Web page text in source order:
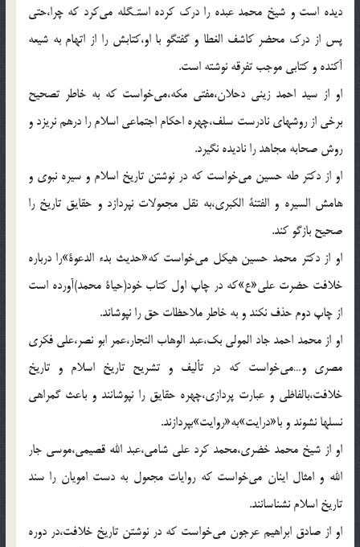
ديده است و شيخ محمد عبده را درك كرده استـگله مى‌كرد كه چرا،حتى
پس از درك محضر كاشف الغطا و گفتگو با او،كتابش را از اتهام به شيعه
آكنده و كتابى موجب تفرقه نوشته است.
او از سيد احمد زينى دحلان،مفتى مكه،مى‌خواست كه به خاطر تصحيح
برخى از روشهاى نادرست سلف،چهره احكام اجتماعى اسلام را درهم نريزد و
روش صحابه مجاهد را ناديده نگيرد.
او از دكتر طه حسين مى‌خواست كه در نوشتن تاريخ اسلام و سيره نبوى و
هامش السيره و الفتنة الكبرى،به نقل مجعولات نپردازد و حقايق تاريخ را
صحيح بازگو كند.
او از دكتر محمد حسين هيكل مى‌خواست كه«حديث بدء الدعوة»را درباره
خلافت حضرت على«ع»كه در چاپ اول كتاب خود(حياة محمد)آورده است
از چاپ دوم حذف نكند و به خاطر ملاحظات حق را نپوشاند.
او از محمد احمد جاد المولى بك،عبد الوهاب النجار،عمر ابو نصر،على فكرى
مصرى و…مى‌خواست كه در تأليف و تشريح تاريخ اسلام و تاريخ
خلافت،بالفاظى و عبارت پردازى،چهره حقايق را نپوشانند و باعث گمراهى
نسلها نشوند و با«درايت»به«روايت»بپردازند.
او از شيخ محمد خضرى،محمد كرد على شامى،عبد الله قصيمى،موسى جار
الله و امثال اينان مى‌خواست كه روايات مجعول به دست امويان را سند
تاريخ اسلام نشناسانند.
او از صادق ابراهيم عرجون مى‌خواست كه در نوشتن تاريخ خلافت،در دوره